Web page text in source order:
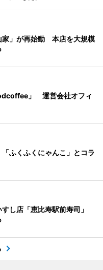
家」が再始動 本店を大規模
」 運営会社オフィ
ふくふくにゃんこ」とコラ
すし店「恵比寿駅前寿司」